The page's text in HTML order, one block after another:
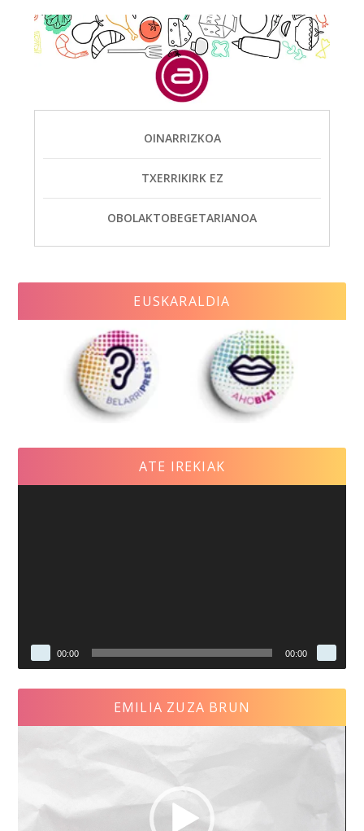
OINARRIZKOA
TXERRIKIRK EZ
OBOLAKTOBEGETARIANOA
EUSKARALDIA
ATE IREKIAK
00:00 00:00
EMILIA ZUZA BRUN